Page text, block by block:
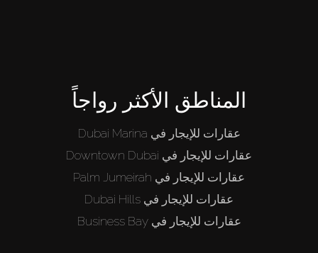
المناطق الأكثر رواجاً
عقارات للإيجار في Dubai Marina
عقارات للإيجار في Downtown Dubai
عقارات للإيجار في Palm Jumeirah
عقارات للإيجار في Dubai Hills
عقارات للإيجار في Business Bay